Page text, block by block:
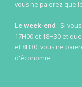
vous ne paierez que
Le week-end : Si
17H00 et 18H30 et
et 8H30, vous ne
d'économie.